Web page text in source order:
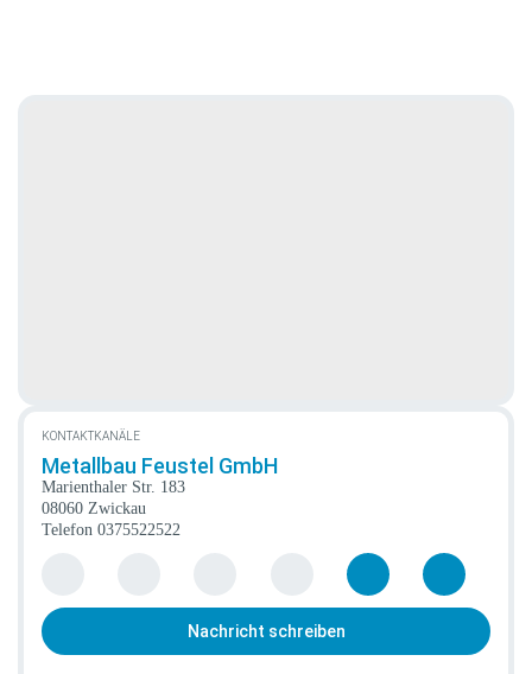
KONTAKTKANÄLE
Metallbau Feustel GmbH
Marienthaler Str. 183
08060 Zwickau
Telefon 0375522522
Nachricht schreiben